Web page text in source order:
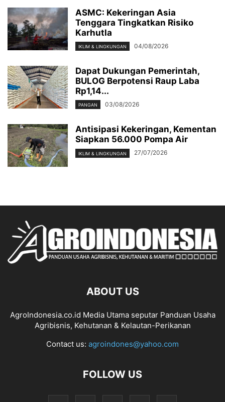
ASMC: Kekeringan Asia
Tenggara Tingkatkan Risiko
Karhutla
IKLIM & LINGKUNGAN 04/08/2026
Dapat Dukungan Pemerintah,
BULOG Berpotensi Raup Laba
Rp1,14...
PANGAN 03/08/2026
Antisipasi Kekeringan, Kementan
Siapkan 56.000 Pompa Air
IKLIM & LINGKUNGAN 27/07/2026
ABOUT US
AgroIndonesia.co.id Media Utama seputar Panduan Usaha
Agribisnis, Kehutanan & Kelautan-Perikanan
Contact us: agroindones@yahoo.com
FOLLOW US